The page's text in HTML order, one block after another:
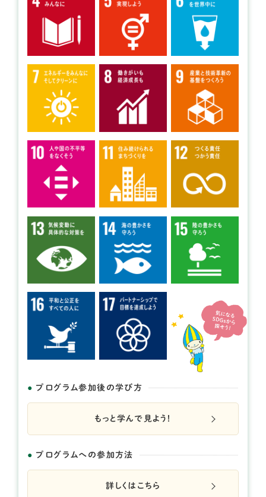
開催日： 2026年07月25日～2026年07月26日 、
雨天時：
①2026年7月25日～26日→2026年8月1日～2日
②2026年8月22日～23日→2026年8月29日～30日
ヤマナビキャンプ2026
提供：一般社団法人山学
開催日： 2026年09月29日
くるる自然塾 ～in 岐阜大学キャン
パス～
提供：岐阜大学・十六銀行地域産学連携プロジェクト く
プログラム参加後の学び方
もっと学んで見よう！
プログラムへの参加方法
詳しくはこちら